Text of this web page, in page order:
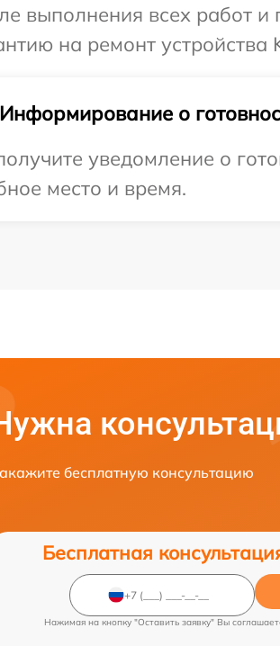
выполнения всех работ
на ремонт
Информирование о
уведомление о
место и время.
бесплатную консультацию
Бесплатная
Нажимая на кнопку "Оставить заявку" Вы